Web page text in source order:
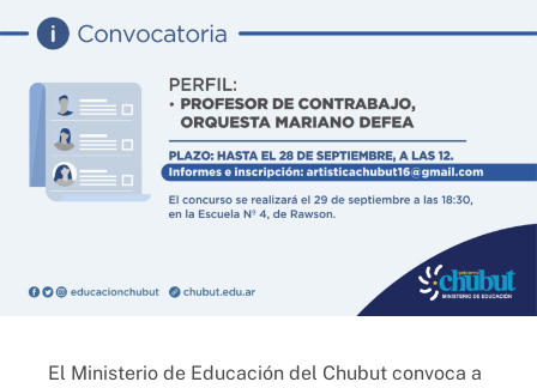
El Ministerio de Educación del Chubut convoca a